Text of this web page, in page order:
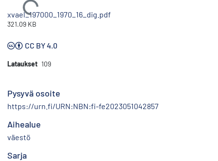
Ladataan...
xvael_197000_1970_16_dig.pdf
321.09 KB
CC BY 4.0
Lataukset 109
Pysyvä osoite
https://urn.fi/URN:NBN:fi-fe2023051042857
Aihealue
väestö
Sarja